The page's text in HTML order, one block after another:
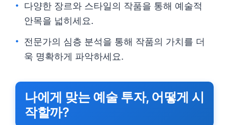
다양한 장르와 스타일의 작품을 통해 예술적
안목을 넓히세요.
전문가의 심층 분석을 통해 작품의 가치를 더
욱 명확하게 파악하세요.
나에게 맞는 예술 투자, 어떻게 시
작할까?